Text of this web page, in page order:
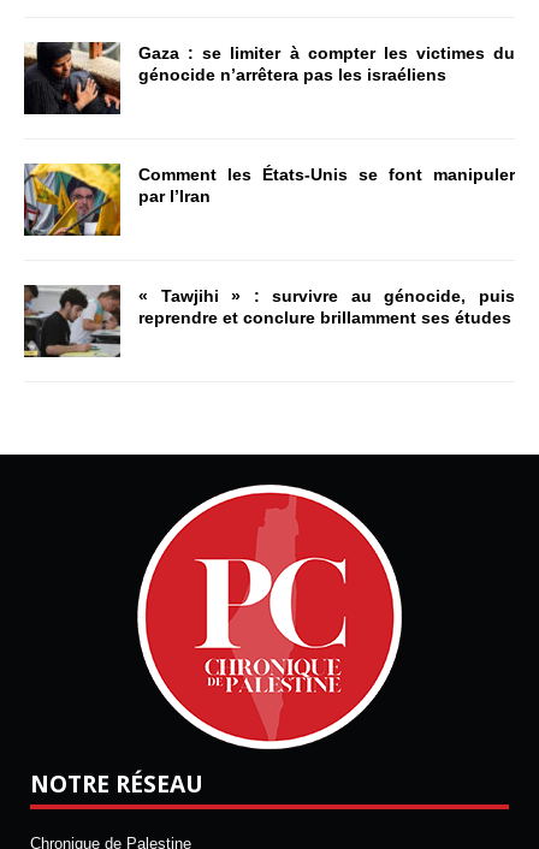
Gaza : se limiter à compter les victimes du
génocide n’arrêtera pas les israéliens
Comment les États-Unis se font manipuler
par l’Iran
« Tawjihi » : survivre au génocide, puis
reprendre et conclure brillamment ses études
NOTRE RÉSEAU
Chronique de Palestine